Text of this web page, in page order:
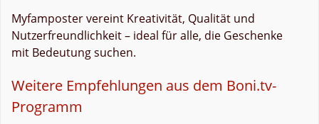
Myfamposter vereint Kreativität, Qualität und
Nutzerfreundlichkeit – ideal für alle, die Geschenke
mit Bedeutung suchen.
Weitere Empfehlungen aus dem Boni.tv-
Programm